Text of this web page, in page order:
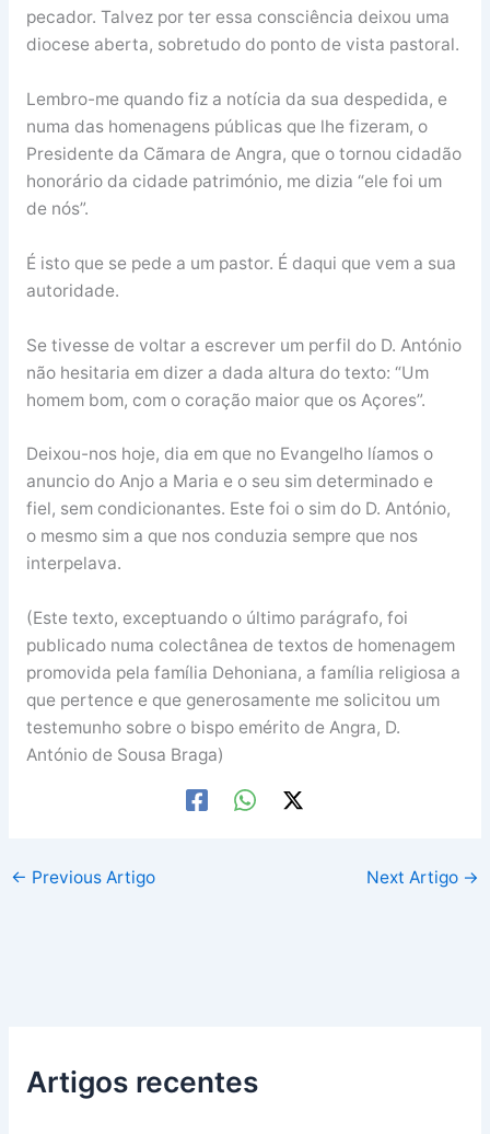
pecador. Talvez por ter essa consciência deixou uma
diocese aberta, sobretudo do ponto de vista pastoral.
Lembro-me quando fiz a notícia da sua despedida, e
numa das homenagens públicas que lhe fizeram, o
Presidente da Cãmara de Angra, que o tornou cidadão
honorário da cidade património, me dizia “ele foi um
de nós”.
É isto que se pede a um pastor. É daqui que vem a sua
autoridade.
Se tivesse de voltar a escrever um perfil do D. António
não hesitaria em dizer a dada altura do texto: “Um
homem bom, com o coração maior que os Açores”.
Deixou-nos hoje, dia em que no Evangelho líamos o
anuncio do Anjo a Maria e o seu sim determinado e
fiel, sem condicionantes. Este foi o sim do D. António,
o mesmo sim a que nos conduzia sempre que nos
interpelava.
(Este texto, exceptuando o último parágrafo, foi
publicado numa colectânea de textos de homenagem
promovida pela família Dehoniana, a família religiosa a
que pertence e que generosamente me solicitou um
testemunho sobre o bispo emérito de Angra, D.
António de Sousa Braga)
← Previous Artigo Next Artigo →
Artigos recentes